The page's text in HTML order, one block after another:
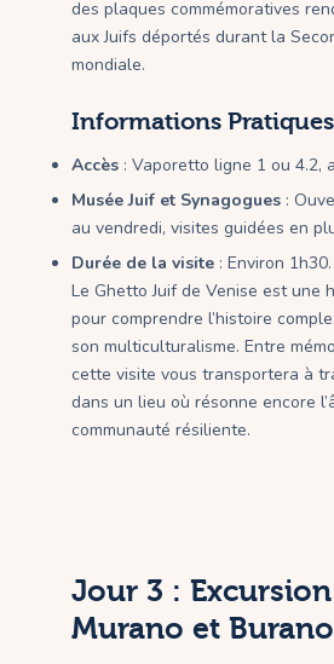
des plaques commémoratives
aux Juifs déportés durant la
mondiale.
Informations Pratiques
Accès : Vaporetto ligne 1 ou 4.2,
Musée Juif et Synagogues :
au vendredi, visites guidées en
Durée de la visite : Environ 1h30.
Le Ghetto Juif de Venise est une
pour comprendre l’histoire
son multiculturalisme. Entre
cette visite vous transportera à
dans un lieu où résonne encore
communauté résiliente.
Jour 3 :
Murano et Burano